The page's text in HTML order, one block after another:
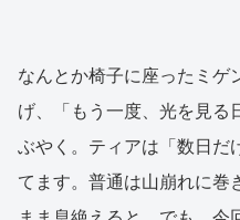
なんとか椅子に座ったミゲ
げ、「もう一度、光を見る
ぶやく。ティアは「数日だ
てます。普通は山崩れに巻